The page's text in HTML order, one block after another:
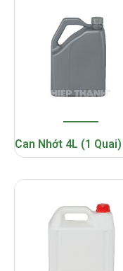
Can Nhớt 4L (1 Quai)